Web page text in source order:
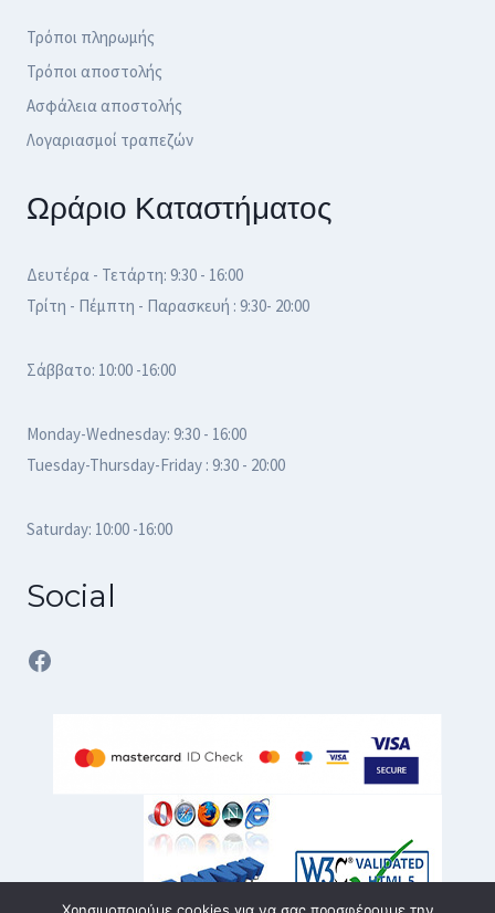
Τρόποι πληρωμής
Τρόποι αποστολής
Ασφάλεια αποστολής
Λογαριασμοί τραπεζών
Ωράριο Καταστήματος
Δευτέρα - Τετάρτη: 9:30 - 16:00
Τρίτη - Πέμπτη - Παρασκευή : 9:30- 20:00
Σάββατο: 10:00 -16:00
Monday-Wednesday: 9:30 - 16:00
Tuesday-Thursday-Friday : 9:30 - 20:00
Saturday: 10:00 -16:00
Social
Facebook